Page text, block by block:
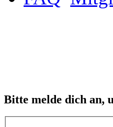
Bitte melde dich an,